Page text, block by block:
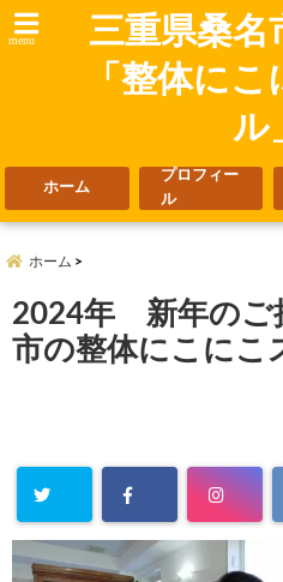
menu
三重県桑名
「整体に
ル
ホーム
プロフィー
ル
ホーム
2024年 新年のご
市の整体にこにこ